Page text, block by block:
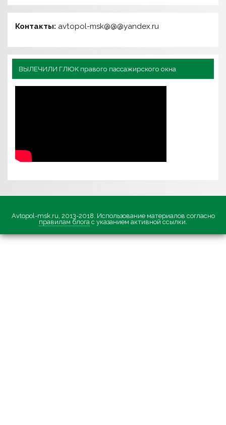
Контакты: avtopol-msk@@@yandex.ru
ВЫЛЕЧИЛИ ГЛЮК правого пассажирского окна
Avtopol-msk.ru, 2013-2018. Использование материалов согласно
правилам блога с указанием активной ссылки.